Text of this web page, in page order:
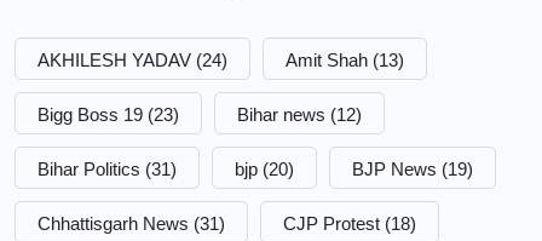
AKHILESH YADAV (24) Amit Shah (13)
Bigg Boss 19 (23) Bihar news (12)
Bihar Politics (31) bjp (20) BJP News (19)
Chhattisgarh News (31) CJP Protest (18)